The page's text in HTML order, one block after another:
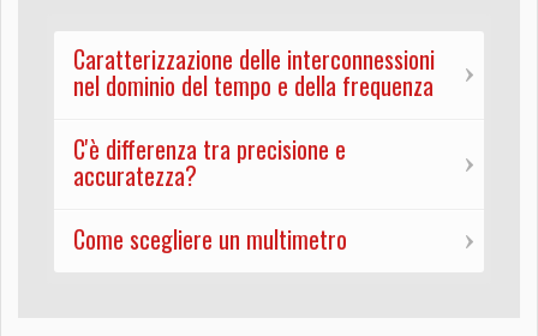
Caratterizzazione delle interconnessioni
nel dominio del tempo e della frequenza
C'è differenza tra precisione e
accuratezza?
Come scegliere un multimetro